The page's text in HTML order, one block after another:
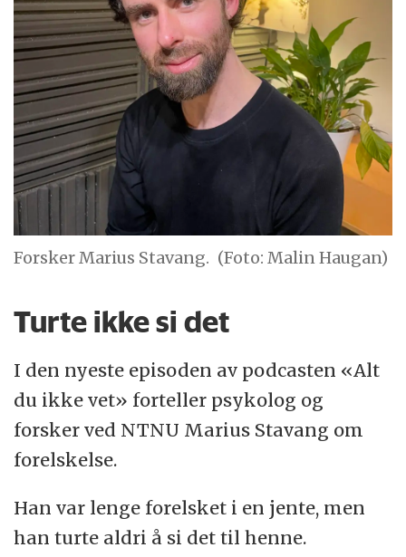
Forsker Marius Stavang. (Foto: Malin Haugan)
Turte ikke si det
I den nyeste episoden av podcasten «Alt
du ikke vet» forteller psykolog og
forsker ved NTNU Marius Stavang om
forelskelse.
Han var lenge forelsket i en jente, men
han turte aldri å si det til henne.